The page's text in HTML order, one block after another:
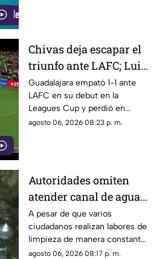
Chivas deja escapar el
triunfo ante LAFC; Luis
Romo es señalado por
su cobro en penales
Guadalajara empató 1-1 ante
LAFC en su debut en la
Leagues Cup y perdió en
penales; Luis Romo fue
agosto 06, 2026 08:23 p. m.
Autoridades omiten
atender canal de agua
contaminado en
Tonalá
A pesar de que varios
ciudadanos realizan labores de
limpieza de manera constante
en la zona, algunas personas
agosto 06, 2026 08:17 p. m.